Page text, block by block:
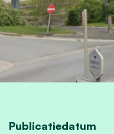
Publicatiedatum